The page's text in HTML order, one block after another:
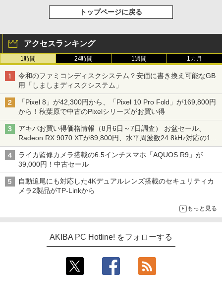
トップページに戻る
アクセスランキング
1時間 24時間 1週間 1カ月
令和のファミコンディスクシステム？安価に書き換え可能なGB
用「しましまディスクシステム」
「Pixel 8」が42,300円から、「Pixel 10 Pro Fold」が169,800円
から！秋葉原で中古のPixelシリーズがお買い得
アキバお買い得価格情報（8月6日～7日調査） お盆セール、
Radeon RX 9070 XTが89,800円、水平周波数24.8kHz対応の17
型モニターが9,801円、暑さ指数連動セール ほか
ライカ監修カメラ搭載の6.5インチスマホ「AQUOS R9」が
39,000円！中古セール
自動追尾にも対応した4Kデュアルレンズ搭載のセキュリティカ
メラ2製品がTP-Linkから
もっと見る
AKIBA PC Hotline! をフォローする